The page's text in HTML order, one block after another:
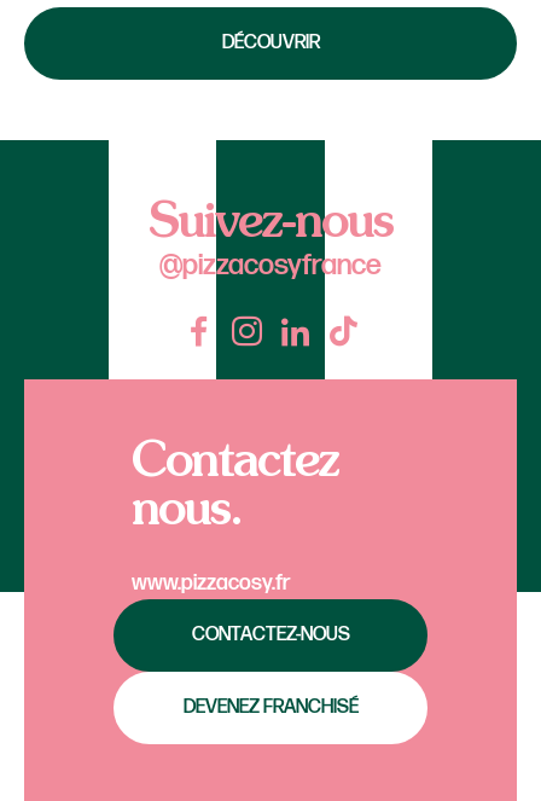
ont décidé de réunir leurs
expériences pour faire grandir
l'aventure PizzaCosy dans le
DÉCOUVRIR
Suivez-nous
@pizzacosyfrance
Contactez
nous.
www.pizzacosy.fr
CONTACTEZ-NOUS
DEVENEZ FRANCHISÉ